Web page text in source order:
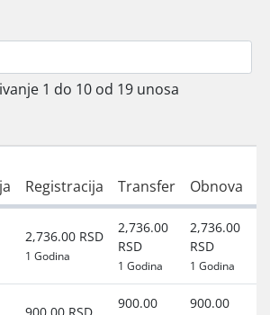
1 do 10 od 19 unosa
Registracija Transfer Obnova
2,736.00 RSD
1 Godina
2,736.00
RSD
1 Godina
2,736.00
RSD
1 Godina
900.00
900.00